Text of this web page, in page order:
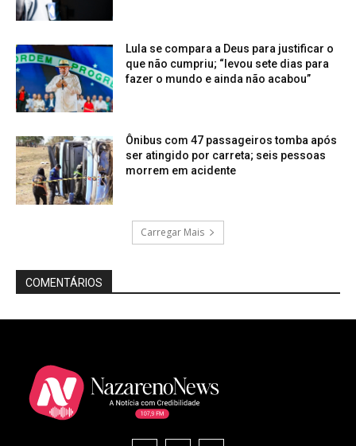
Lula se compara a Deus para justificar o
que não cumpriu; “levou sete dias para
fazer o mundo e ainda não acabou”
Ônibus com 47 passageiros tomba após
ser atingido por carreta; seis pessoas
morrem em acidente
Carregar Mais
COMENTÁRIOS